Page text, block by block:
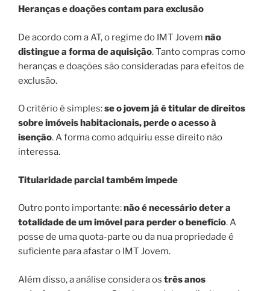
Heranças e doações contam para exclusão
De acordo com a AT, o regime do IMT Jovem não
distingue a forma de aquisição. Tanto compras como
heranças e doações são consideradas para efeitos de
exclusão.
O critério é simples:se o jovem já é titular de direitos
sobre imóveis habitacionais, perde o acesso à
isenção. A forma como adquiriu esse direito não
interessa.
Titularidade parcial também impede
Outro ponto importante:não é necessário deter a
totalidade de um imóvel para perder o benefício. A
posse de uma quota-parte ou da nua propriedade é
suficiente para afastar o IMT Jovem.
Além disso, a análise considera os três anos